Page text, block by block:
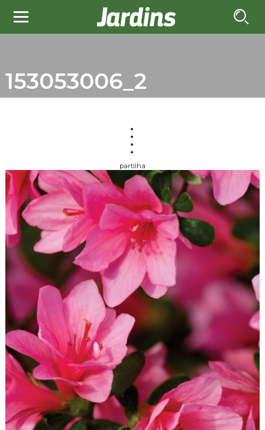
153053006_2
partilha